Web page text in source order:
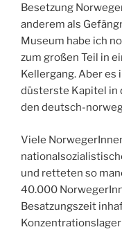
Besetzung
anderem als
Museum habe ich
zum großen Teil in
Kellergang. Aber es
düsterste Kapitel in
den deutsch-
Viele
und retteten so
40.000
Besatzungszeit